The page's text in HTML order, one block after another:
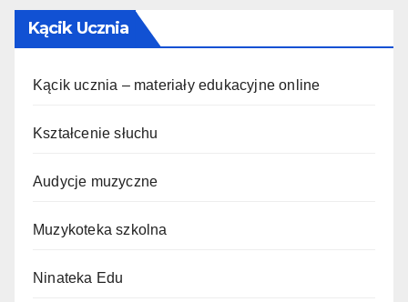
Kącik Ucznia
Kącik ucznia – materiały edukacyjne online
Kształcenie słuchu
Audycje muzyczne
Muzykoteka szkolna
Ninateka Edu